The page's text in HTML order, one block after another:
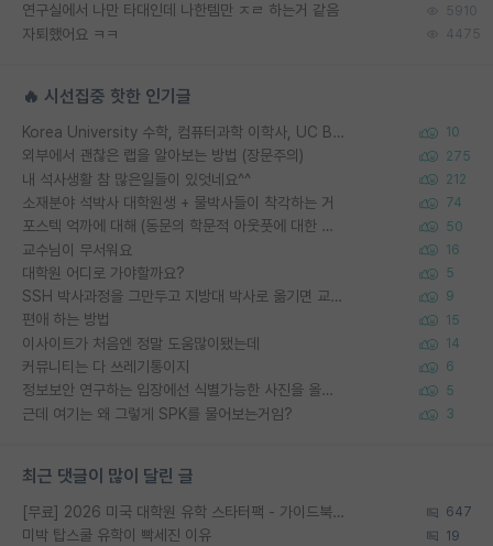
연구실에서 나만 타대인데 나한템만 ㅈㄹ 하는거 같음 5910
자퇴했어요 ㅋㅋ 4475
🔥 시선집중 핫한 인기글
Korea University 수학, 컴퓨터과학 이학사, UC Berkeley 산업공학 대학원 공학박사가 되는 것은 쉽지 않겠죠? 10
외부에서 괜찮은 랩을 알아보는 방법 (장문주의) 275
내 석사생활 참 많은일들이 있엇네요^^ 212
소재분야 석박사 대학원생 + 물박사들이 착각하는 거 74
포스텍 억까에 대해 (동문의 학문적 아웃풋에 대한 반박) 50
교수님이 무서워요 16
대학원 어디로 가야할까요? 5
SSH 박사과정을 그만두고 지방대 박사로 옮기면 교수의 꿈은 끝일까요? 9
편애 하는 방법 15
이사이트가 처음엔 정말 도움많이됐는데 14
커뮤니티는 다 쓰레기통이지 6
정보보안 연구하는 입장에선 식별가능한 사진을 올리는건 비추이긴함 5
근데 여기는 왜 그렇게 SPK를 물어보는거임? 3
최근 댓글이 많이 달린 글
[무료] 2026 미국 대학원 유학 스타터팩 - 가이드북 & 합격자 컨택메일 템플릿 647
미박 탑스쿨 유학이 빡세진 이유 19